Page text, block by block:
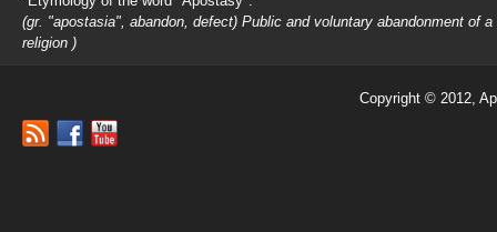
(gr. "apostasia", abandon, defect) Public and voluntary abandonment of a
religion )
Copyright © 2012,